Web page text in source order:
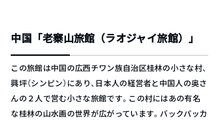
中国「老寨山旅館（ラオジャイ旅館）」
この旅館は中国の広西チワン族自治区桂林の小さな村、
興坪（シンピン）にあり、日本人の経営者と中国人の奥さ
んの２人で営む小さな旅館です。この村にはあの有名
な桂林の山水画の世界が広がっています。バックパッカ